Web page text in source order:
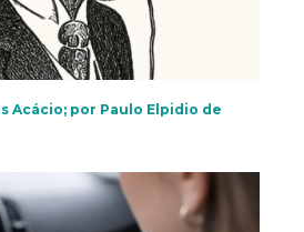
Acácio; por Paulo Elpidio de